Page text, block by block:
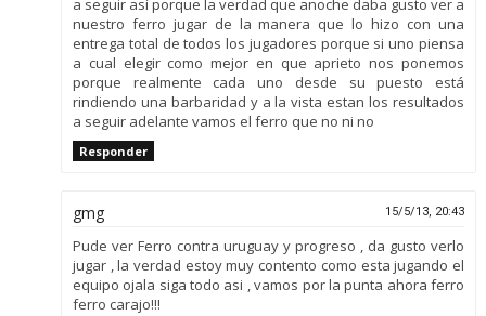
a seguir así porque la verdad que anoche daba gusto ver a
nuestro ferro jugar de la manera que lo hizo con una
entrega total de todos los jugadores porque si uno piensa
a cual elegir como mejor en que aprieto nos ponemos
porque realmente cada uno desde su puesto está
rindiendo una barbaridad y a la vista estan los resultados
a seguir adelante vamos el ferro que no ni no
Responder
gmg 15/5/13, 20:43
Pude ver Ferro contra uruguay y progreso , da gusto verlo
jugar , la verdad estoy muy contento como esta jugando el
equipo ojala siga todo asi , vamos por la punta ahora ferro
ferro carajo!!!